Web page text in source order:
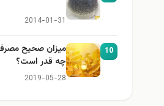
2014-01-31
10
چه قدر است؟
2019-05-28